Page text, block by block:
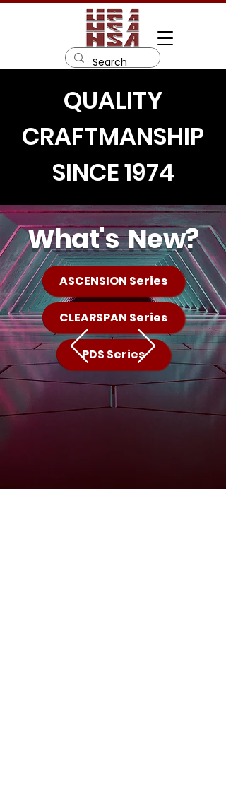
QUALITY
CRAFTMANSHIP
SINCE 1974
What'sNew?
ASCENSION Series
CLEARSPAN Series
PDS Series